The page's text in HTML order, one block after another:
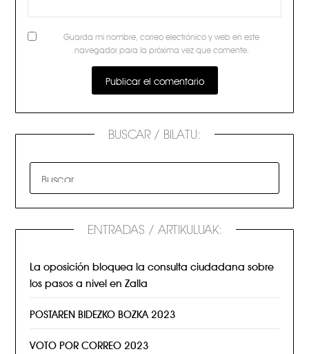
Guarda mi nombre, correo electrónico y web en este
navegador para la próxima vez que comente.
BUSCAR / BILATU:
ENTRADAS / ARTIKULUAK:
La oposición bloquea la consulta ciudadana sobre
los pasos a nivel en Zalla
POSTAREN BIDEZKO BOZKA 2023
VOTO POR CORREO 2023